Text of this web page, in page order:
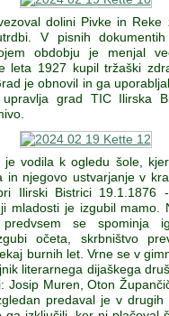
dolini Pivke in Reke
V pisnih
obdobju je menjal
leta 1927 kupil tržaški
je obnovil in ga
upravlja grad TIC Ilirska
je vodila k ogledu šole,
in njegovo ustvarjanje v
Ilirski Bistrici 19.1.1876
mladosti je izgubil mamo.
predvsem se spominja
očeta, skrbništvo
burnih let. Vrne se v
literarnega dijaškega
Josip Muren, Oton
predaval je v drugih